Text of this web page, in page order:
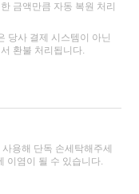
금액만큼 자동 복원 처리
당사 결제 시스템이 아닌
환불 처리됩니다.
용해 단독 손세탁해주세
이염이 될 수 있습니다.